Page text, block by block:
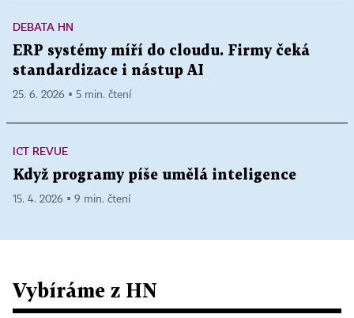
DEBATA HN
ERP systémy míří do cloudu. Firmy čeká
standardizace i nástup AI
25. 6. 2026 ▪ 5 min. čtení
ICT REVUE
Když programy píše umělá inteligence
15. 4. 2026 ▪ 9 min. čtení
Vybíráme z HN